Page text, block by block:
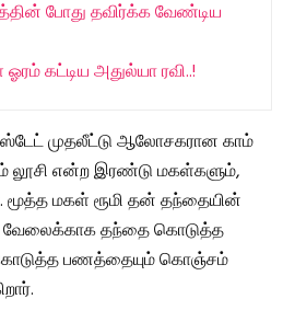
போது தவிர்க்க வேண்டிய
கட்டிய அதுல்யா ரவி..!
முதலீட்டு ஆலோசகரான காம்
லூசி என்ற இரண்டு மகள்களும்,
மகள் ரூமி தன் தந்தையின்
வேலைக்காக தந்தை கொடுத்த
பணத்தையும் கொஞ்சம்